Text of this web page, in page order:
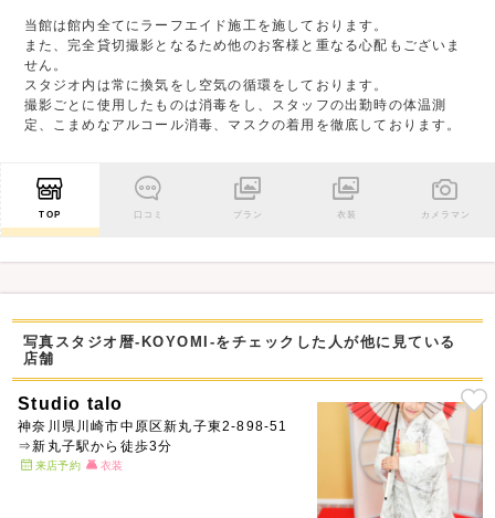
当館は館内全てにラーフエイド施工を施しております。
また、完全貸切撮影となるため他のお客様と重なる心配もございま
せん。
スタジオ内は常に換気をし空気の循環をしております。
撮影ごとに使用したものは消毒をし、スタッフの出勤時の体温測
定、こまめなアルコール消毒、マスクの着用を徹底しております。
TOP 口コミ プラン 衣装 カメラマン
写真スタジオ暦-KOYOMI-をチェックした人が他に見ている
店舗
Studio talo
神奈川県川崎市中原区新丸子東2-898-51
⇒新丸子駅から徒歩3分
来店予約 衣装